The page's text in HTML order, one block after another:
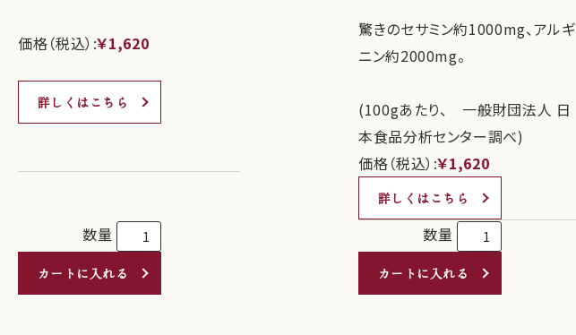
価格（税込）:￥1,620
詳しくはこちら
数量
カートに入れる
驚きのセサミン約1000mg、アルギ
ニン約2000mg。
(100gあたり、 一般財団法人 日
本食品分析センター調べ)
価格（税込）:￥1,620
詳しくはこちら
数量
カートに入れる